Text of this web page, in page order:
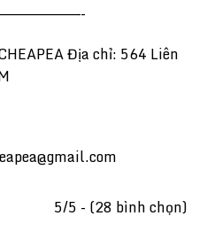
Địa chỉ: 564 Liên
5/5 - (28 bình chọn)